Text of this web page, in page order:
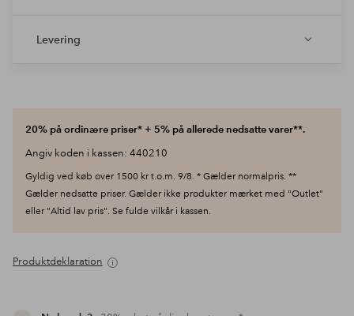
Levering
20% på ordinære priser* + 5% på allerede nedsatte varer**.
Angiv koden i kassen: 440210
Gyldig ved køb over 1500 kr t.o.m. 9/8. * Gælder normalpris. **
Gælder nedsatte priser. Gælder ikke produkter mærket med "Outlet"
eller "Altid lav pris". Se fulde vilkår i kassen.
Produktdeklaration